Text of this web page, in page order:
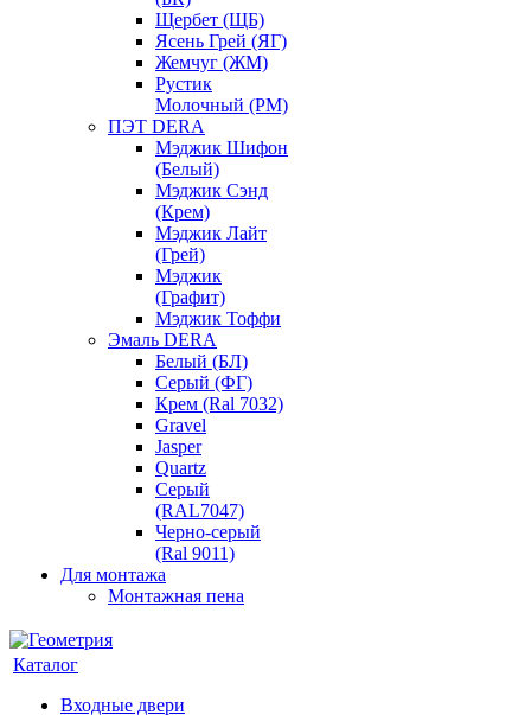
Щербет (ЩБ)
Ясень Грей (ЯГ)
Жемчуг (ЖМ)
Рустик
Молочный (РМ)
ПЭТ DERA
Мэджик Шифон
(Белый)
Мэджик Сэнд
(Крем)
Мэджик Лайт
(Грей)
Мэджик
(Графит)
Мэджик Тоффи
Эмаль DERA
Белый (БЛ)
Серый (ФГ)
Крем (Ral 7032)
Gravel
Jasper
Quartz
Серый
(RAL7047)
Черно-серый
(Ral 9011)
Для монтажа
Монтажная пена
Каталог
Входные двери